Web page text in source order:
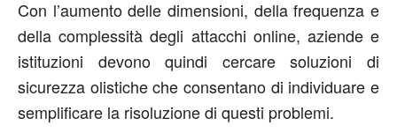
Con l’aumento delle dimensioni, della frequenza e
della complessità degli attacchi online, aziende e
istituzioni devono quindi cercare soluzioni di
sicurezza olistiche che consentano di individuare e
semplificare la risoluzione di questi problemi.